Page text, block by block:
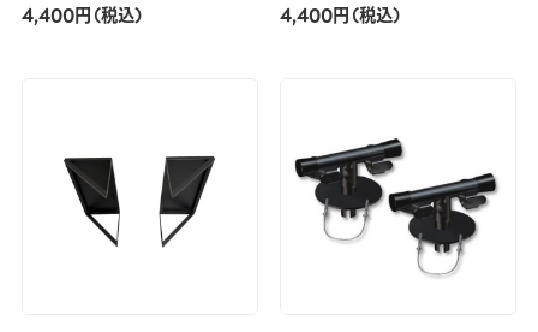
4,400円（税込） 4,400円（税込）